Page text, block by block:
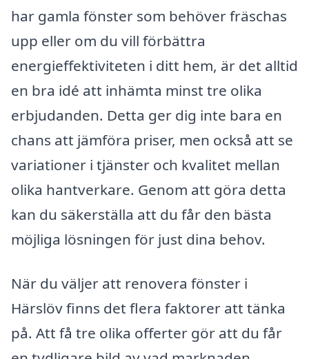
har gamla fönster som behöver fräschas
upp eller om du vill förbättra
energieffektiviteten i ditt hem, är det alltid
en bra idé att inhämta minst tre olika
erbjudanden. Detta ger dig inte bara en
chans att jämföra priser, men också att se
variationer i tjänster och kvalitet mellan
olika hantverkare. Genom att göra detta
kan du säkerställa att du får den bästa
möjliga lösningen för just dina behov.
När du väljer att renovera fönster i
Härslöv finns det flera faktorer att tänka
på. Att få tre olika offerter gör att du får